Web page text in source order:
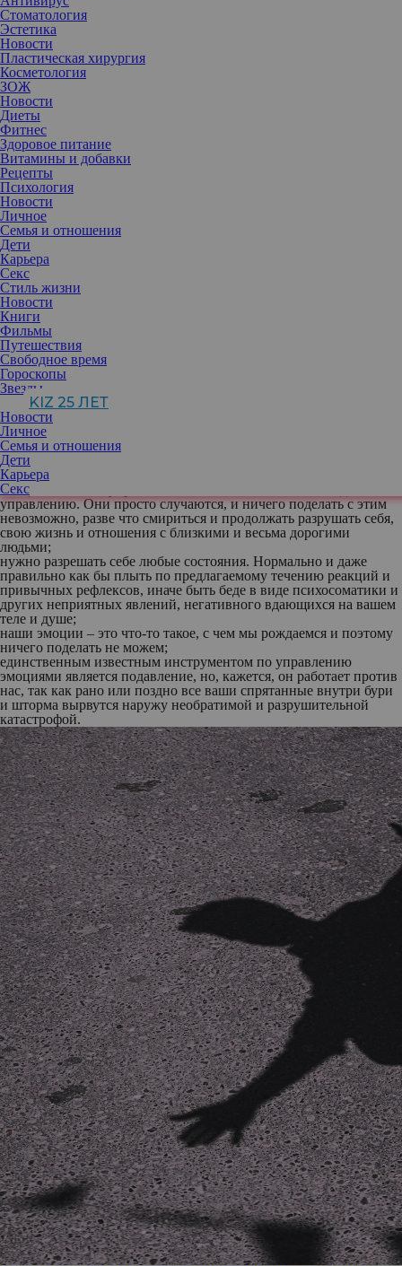
Стоматология
Эстетика
Новости
Пластическая хирургия
Косметология
ЗОЖ
Новости
Диеты
Фитнес
Здоровое питание
Витамины и добавки
Рецепты
Психология
Новости
Личное
Семья и отношения
Дети
Карьера
Секс
Стиль жизни
Новости
Книги
Фильмы
Путешествия
Свободное время
Гороскопы
Звезды
KIZ 25 ЛЕТ
Новости
Личное
Семья и отношения
Дети
Карьера
Секс
Меня захлестывают эмоции, и я ничего не могу с этим поделать.
Действительно не могу или не знаю, как с ними справиться. И
если эти эмоции, настроения внутри, то, скорее всего, я могу
ими управлять...
Один из самых популярных вопросов на курсах и консультациях
касается управления своими эмоциями и настроениями. Вокруг
этой темы огромное количество мифов и, я бы даже сказала,
заблуждений. Вот список самых популярных из них:
эмоциями нельзя управлять
управлению. Они просто случаются, и ничего поделать с этим
невозможно, разве что смириться и продолжать разрушать себя,
свою жизнь и отношения с близкими и весьма дорогими
людьми;
нужно разрешать себе любые состояния. Нормально и даже
правильно как бы плыть по предлагаемому течению реакций и
привычных рефлексов, иначе быть беде в виде психосоматики и
других неприятных явлений, негативного вдающихся на вашем
теле и душе;
наши эмоции – это что-то такое, с чем мы рождаемся и поэтому
ничего поделать не можем;
единственным известным инструментом по управлению
эмоциями является подавление, но, кажется, он работает против
нас, так как рано или поздно все ваши спрятанные внутри бури
и шторма вырвутся наружу необратимой и разрушительной
катастрофой.